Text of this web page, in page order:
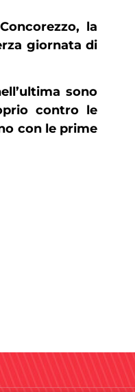
la
giornata di
sono
contro le
con le prime